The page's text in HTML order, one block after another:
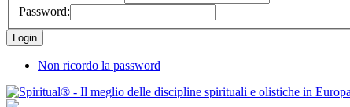
Password:
Non ricordo la password